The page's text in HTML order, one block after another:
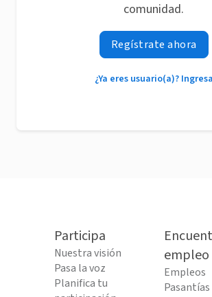
comunidad.
Regístrate ahora
¿Ya eres usuario(a)? Ingresa
Participa
Nuestra visión
Pasa la voz
Planifica tu
empleo
Empleos
Pasantías